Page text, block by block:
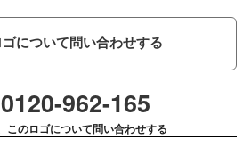
ゴについて問い合わせする
0120-962-165
このロゴについて問い合わせする